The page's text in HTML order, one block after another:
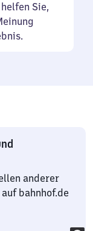
Sie,
anderer
bahnhof.de